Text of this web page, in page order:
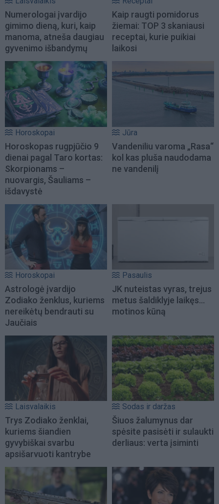
Numerologai įvardijo
gimimo dieną, kuri, kaip
manoma, atneša daugiau
gyvenimo išbandymų
Kaip raugti pomidorus
žiemai: TOP 3 skaniausi
receptai, kurie puikiai
laikosi
Horoskopai
Horoskopas rugpjūčio 9
dienai pagal Taro kortas:
Skorpionams –
nuovargis, Šauliams –
išdavystė
Jūra
Vandeniliu varoma „Rasa“
kol kas pluša naudodama
ne vandenilį
Horoskopai
Astrologė įvardijo
Zodiako ženklus, kuriems
nereikėtų bendrauti su
Jaučiais
Pasaulis
JK nuteistas vyras, trejus
metus šaldiklyje laikęs...
motinos kūną
Laisvalaikis
Trys Zodiako ženklai,
kuriems šiandien
gyvybiškai svarbu
apsišarvuoti kantrybe
Sodas ir daržas
Šiuos žalumynus dar
spėsite pasisėti ir sulaukti
derliaus: verta įsiminti